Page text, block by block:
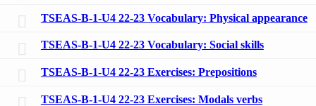
TSEAS-B-1-U4 22-23 Vocabulary: Physical appearance
TSEAS-B-1-U4 22-23 Vocabulary: Social skills
TSEAS-B-1-U4 22-23 Exercises: Prepositions
TSEAS-B-1-U4 22-23 Exercises: Modals verbs